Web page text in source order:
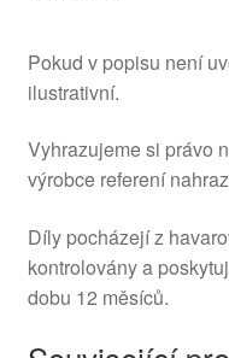
Pokud v popisu není
ilustrativní.
Vyhrazujeme si právo
výrobce referení
Díly pocházejí z
kontrolovány a
dobu 12 měsíců.